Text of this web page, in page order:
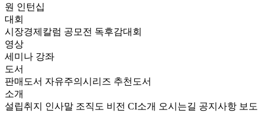
원 인턴십
대회
시장경제칼럼 공모전 독후감대회
영상
세미나 강좌
도서
판매도서 자유주의시리즈 추천도서
소개
설립취지 인사말 조직도 비전 CI소개 오시는길 공지사항 보도